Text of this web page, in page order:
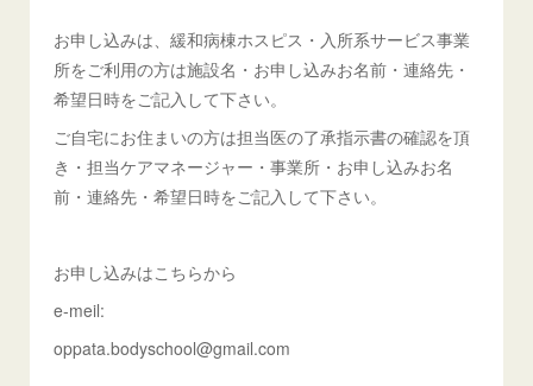
お申し込みは、緩和病棟ホスピス・入所系サービス事業
所をご利用の方は施設名・お申し込みお名前・連絡先・
希望日時をご記入して下さい。
ご自宅にお住まいの方は担当医の了承指示書の確認を頂
き・担当ケアマネージャー・事業所・お申し込みお名
前・連絡先・希望日時をご記入して下さい。
お申し込みはこちらから
e-meil:
oppata.bodyschool@gmail.com